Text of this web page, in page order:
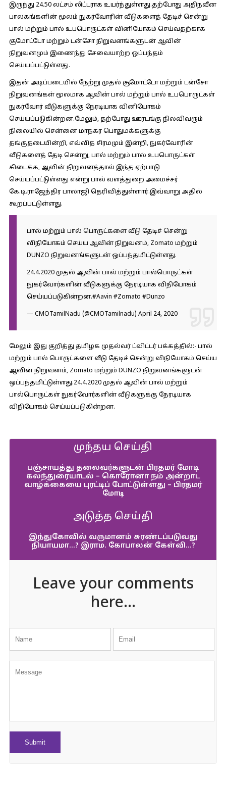
இருந்து 24.50 லட்சம் லிட்டராக உயர்ந்துள்ளது.தற்போது அதிநவீன
பாலகங்களின் மூலம் நுகர்வோரின் வீடுகளைத் தேடிச் சென்று
பால் மற்றும் பால் உபபொருட்கள் வினியோகம் செய்வதற்காக
சூமோட்டோ மற்றும் டன்சோ நிறுவனங்களுடன் ஆவின்
நிறுவனமும் இணைந்து சேவையாற்ற ஒப்பந்தம்
செய்யப்பட்டுள்ளது.
இதன் அடிப்படையில் நேற்று முதல் சூமோட்டோ மற்றும் டன்சோ
நிறுவனங்கள் மூலமாக ஆவின் பால் மற்றும் பால் உபபொருட்கள்
நுகர்வோர் வீடுகளுக்கு நேரடியாக வினியோகம்
செய்யப்படுகின்றன.மேலும், தற்போது ஊரடங்கு நிலவிவரும்
நிலையில் சென்னை மாநகர பொதுமக்களுக்கு
தங்குதடையின்றி, எவ்வித சிரமமும் இன்றி, நுகர்வோரின்
வீடுகளைத் தேடி சென்று, பால் மற்றும் பால் உபபொருட்கள்
கிடைக்க, ஆவின் நிறுவனத்தால் இந்த ஏற்பாடு
செய்யப்பட்டுள்ளது என்று பால் வளத்துறை அமைச்சர்
கே.டி.ராஜேந்திர பாலாஜி தெரிவித்துள்ளார்.இவ்வாறு அதில்
கூறப்பட்டுள்ளது.
பால் மற்றும் பால் பொருட்களை வீடு தேடிச் சென்று
விநியோகம் செய்ய ஆவின் நிறுவனம், Zomato மற்றும்
DUNZO நிறுவனங்களுடன் ஒப்பந்தமிட்டுள்ளது.
24.4.2020 முதல் ஆவின் பால் மற்றும் பால்பொருட்கள்
நுகர்வோர்களின் வீடுகளுக்கு நேரடியாக விநியோகம்
செய்யப்படுகின்றன.#Aavin #Zomato #Dunzo
— CMOTamilNadu (@CMOTamilnadu) April 24, 2020
மேலும் இது குறித்து தமிழக முதல்வர் ட்விட்டர் பக்கத்தில்:-பால்
மற்றும் பால் பொருட்களை வீடு தேடிச் சென்று விநியோகம் செய்ய
ஆவின் நிறுவனம், Zomato மற்றும் DUNZO நிறுவனங்களுடன்
ஒப்பந்தமிட்டுள்ளது.24.4.2020 முதல் ஆவின் பால் மற்றும்
பால்பொருட்கள் நுகர்வோர்களின் வீடுகளுக்கு நேரடியாக
விநியோகம் செய்யப்படுகின்றன.
முந்தய செய்தி
பஞ்சாயத்து தலைவர்களுடன் பிரதமர் மோடி
கலந்துரையாடல் – கொரோனா நம் அன்றாட
வாழ்க்கையை புரட்டிப் போட்டுள்ளது – பிரதமர்
மோடி
அடுத்த செய்தி
இந்துகோவில் வருமானம் சுரண்டப்படுவது
நியாயமா…? இராம. கோபாலன் கேள்வி…?
Leave your comments
here...